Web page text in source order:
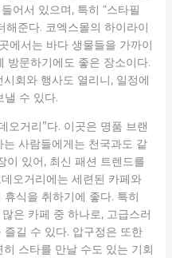
어서 있으며, 특히 “스타필
해준다. 코엑스몰의 하이라이
에서는 바다 생물들을 가까이
방문하기에도 좋은 장소이다.
회와 행사도 열리니, 일정에
낼 수 있다.
오거리”다. 이곳은 명품 브랜
사람들에게는 천국과도 같
이 있어, 최신 패션 트렌드를
오거리에는 세련된 카페와
식을 취하기에 좋다. 특히
은 카페 중 하나로, 고급스러
길 수 있다. 압구정은 또한
스타를 만날 수도 있는 기회